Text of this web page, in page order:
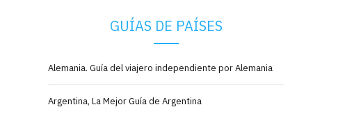
GUÍAS DE PAÍSES
Alemania. Guía del viajero independiente por Alemania
Argentina, La Mejor Guía de Argentina